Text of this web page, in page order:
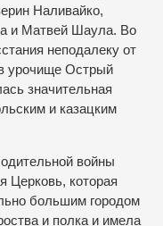
Наливайко,
и Матвей Шаула. Во
неподалеку от
урочище Острый
значительная
и казацким
войны
Церковь, которая
большим городом
и полка и имела